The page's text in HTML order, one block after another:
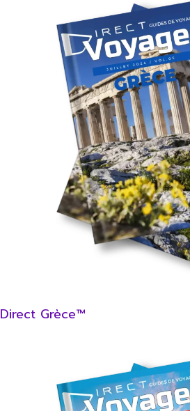
Direct Grèce™